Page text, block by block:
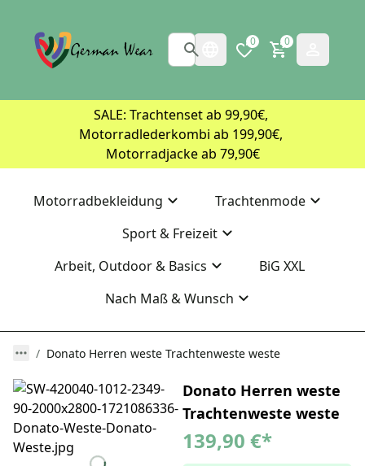
0 0
SALE: Trachtenset ab 99,90€,
Motorradlederkombi ab 199,90€,
Motorradjacke ab 79,90€
Motorradbekleidung
Trachtenmode
Sport & Freizeit
Arbeit, Outdoor & Basics
BiG XXL
Nach Maß & Wunsch
Donato Herren weste Trachtenweste weste
Donato Herren weste
Trachtenweste weste
139,90 €*